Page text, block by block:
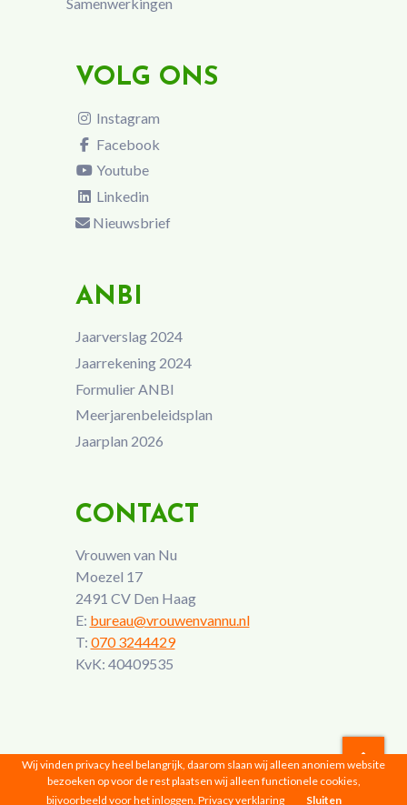
VOLG ONS
Instagram
Facebook
Youtube
Linkedin
Nieuwsbrief
ANBI
Jaarverslag 2024
Jaarrekening 2024
Formulier ANBI
Meerjarenbeleidsplan
Jaarplan 2026
CONTACT
Vrouwen van Nu
Moezel 17
2491 CV Den Haag
E: bureau@vrouwenvannu.nl
T: 070 3244429
KvK: 40409535
Vrouwen van Nu © 2026 |Privacyverklaring
Wij vinden privacy heel belangrijk, daarom slaan wij alleen anoniem website
bezoeken op voor de rest plaatsen wij alleen functionele cookies,
bijvoorbeeld voor het inloggen. Privacy verklaring Sluiten